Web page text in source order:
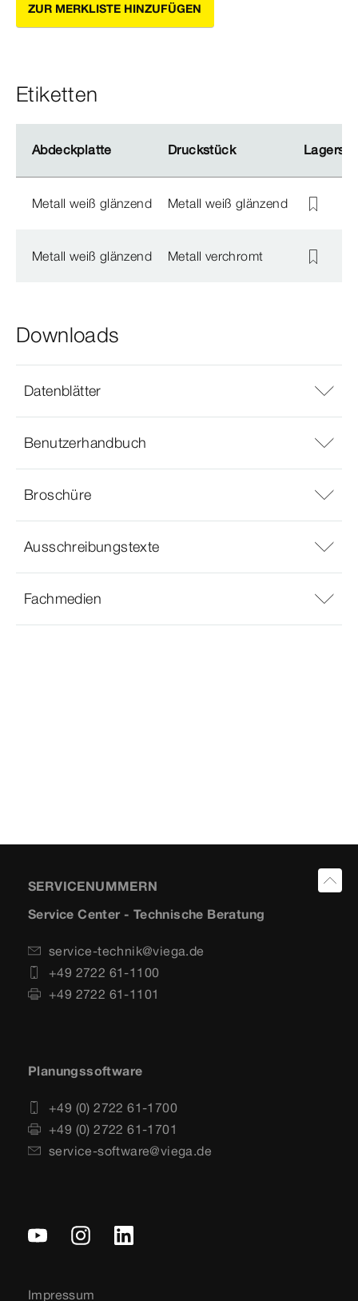
ZUR MERKLISTE HINZUFÜGEN
Etiketten
Abdeckplatte Druckstück
Abdeckplatte Druckstück
Metall weiß glänzend Metall weiß glänzend
Metall weiß glänzend Metall verchromt
Downloads
Datenblätter
Benutzerhandbuch
Broschüre
Ausschreibungstexte
Fachmedien
SERVICENUMMERN
Service Center - Technische Beratung
service-technik@viega.de
+49 2722 61-1100
+49 2722 61-1101
Planungssoftware
+49 (0) 2722 61-1700
+49 (0) 2722 61-1701
service-software@viega.de
Impressum